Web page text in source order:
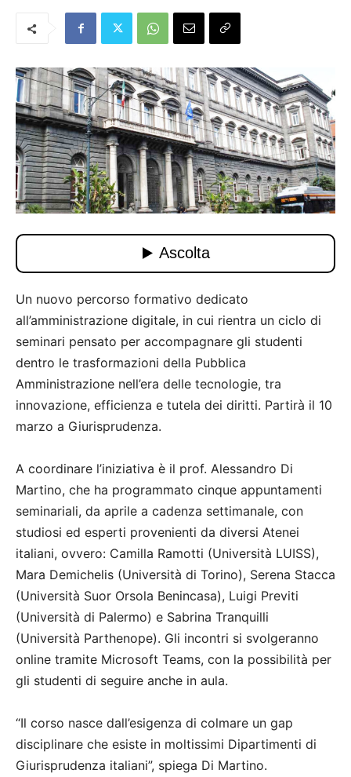
Un nuovo percorso formativo dedicato
all’amministrazione digitale, in cui rientra un ciclo di
seminari pensato per accompagnare gli studenti
dentro le trasformazioni della Pubblica
Amministrazione nell’era delle tecnologie, tra
innovazione, efficienza e tutela dei diritti. Partirà il 10
marzo a Giurisprudenza.
A coordinare l’iniziativa è il prof. Alessandro Di
Martino, che ha programmato cinque appuntamenti
seminariali, da aprile a cadenza settimanale, con
studiosi ed esperti provenienti da diversi Atenei
italiani, ovvero: Camilla Ramotti (Università LUISS),
Mara Demichelis (Università di Torino), Serena Stacca
(Università Suor Orsola Benincasa), Luigi Previti
(Università di Palermo) e Sabrina Tranquilli
(Università Parthenope). Gli incontri si svolgeranno
online tramite Microsoft Teams, con la possibilità per
gli studenti di seguire anche in aula.
“Il corso nasce dall’esigenza di colmare un gap
disciplinare che esiste in moltissimi Dipartimenti di
Giurisprudenza italiani”, spiega Di Martino.